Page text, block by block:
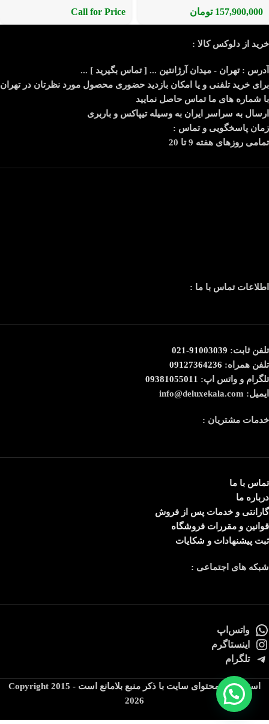
157,900,000 تومان Call for Price
خرید از دلوکس کالا :
آدرس : تهران - میدان آرژانتین ... [ تماس بگیرید ] ...
برای خرید تلفنی و یا امکان بازدید حضوری محصول مورد نظرتان در تهران
با شماره های ما تماس حاصل نمایید
ارسال به سراسر ایران به وسیله تیپاکس و باربری
زمان پاسخگویی و تماس :
تمامی روزهای هفته 9 تا 20
اطلاعات تماس با ما :
تلفن ثابت: 91003039-021
تلفن همراه: 09127364236
تلگرام و واتس اپ: 09381055011
ایمیل: info@deluxekala.com
خدمات مشتریان :
تماس با ما
درباره ما
گارانتی و خدمات پس از فروش
قوانین و مقررات فروشگاه
ثبت پیشنهادات و شکایات
شبکه های اجتماعی :
واتس‌اپ
اینستاگرم
تلگرام
استفاده از محتوای سایت با ذکر منبع بلامانع است Copyright 2015 -
2026